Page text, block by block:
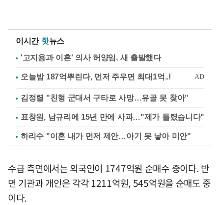
이시간 핫뉴스
'고지용과 이혼' 의사 허양임, 새 출발했다
김정렬 "친형 군대서 구타로 사망…유골 못 찾아"
표창원, 남규리에 15년 만에 사과…"제가 틀렸습니다"
하리수 "이혼 내가 먼저 제안…아기 못 낳아 미안"
수급 측면에서는 외국인이 1747억원 순매수 중이다. 반
면 기관과 개인은 각각 1211억원, 545억원을 순매도 중
이다.